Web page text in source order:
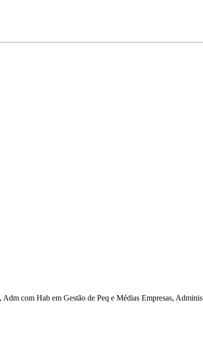
com Hab em Gestão de Peq e Médias Empresas,